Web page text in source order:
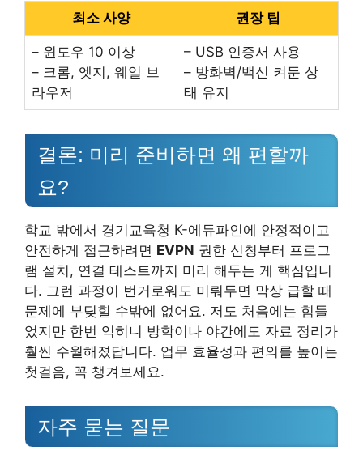
최소 사양 권장 팁
– 윈도우 10 이상
– 크롬, 엣지, 웨일 브
라우저
– USB 인증서 사용
– 방화벽/백신 켜둔 상
태 유지
결론: 미리 준비하면 왜 편할까
요?
학교 밖에서 경기교육청 K-에듀파인에 안정적이고
안전하게 접근하려면 EVPN 권한 신청부터 프로그
램 설치, 연결 테스트까지 미리 해두는 게 핵심입니
다. 그런 과정이 번거로워도 미뤄두면 막상 급할 때
문제에 부딪힐 수밖에 없어요. 저도 처음에는 힘들
었지만 한번 익히니 방학이나 야간에도 자료 정리가
훨씬 수월해졌답니다. 업무 효율성과 편의를 높이는
첫걸음, 꼭 챙겨보세요.
자주 묻는 질문